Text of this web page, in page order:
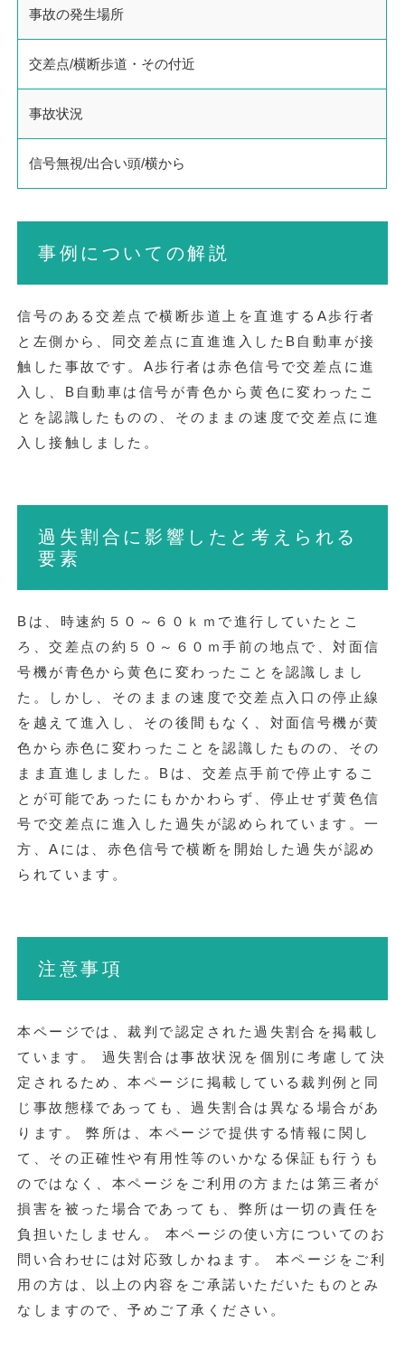
事故の発生場所
交差点/横断歩道・その付近
事故状況
信号無視/出合い頭/横から
事例についての解説
信号のある交差点で横断歩道上を直進するA歩行者
と左側から、同交差点に直進進入したB自動車が接
触した事故です。A歩行者は赤色信号で交差点に進
入し、B自動車は信号が青色から黄色に変わったこ
とを認識したものの、そのままの速度で交差点に進
入し接触しました。
過失割合に影響したと考えられる
要素
Bは、時速約５０～６０ｋｍで進行していたとこ
ろ、交差点の約５０～６０ｍ手前の地点で、対面信
号機が青色から黄色に変わったことを認識しまし
た。しかし、そのままの速度で交差点入口の停止線
を越えて進入し、その後間もなく、対面信号機が黄
色から赤色に変わったことを認識したものの、その
まま直進しました。Bは、交差点手前で停止するこ
とが可能であったにもかかわらず、停止せず黄色信
号で交差点に進入した過失が認められています。一
方、Aには、赤色信号で横断を開始した過失が認め
られています。
注意事項
本ページでは、裁判で認定された過失割合を掲載し
ています。 過失割合は事故状況を個別に考慮して決
定されるため、本ページに掲載している裁判例と同
じ事故態様であっても、過失割合は異なる場合があ
ります。 弊所は、本ページで提供する情報に関し
て、その正確性や有用性等のいかなる保証も行うも
のではなく、本ページをご利用の方または第三者が
損害を被った場合であっても、弊所は一切の責任を
負担いたしません。 本ページの使い方についてのお
問い合わせには対応致しかねます。 本ページをご利
用の方は、以上の内容をご承諾いただいたものとみ
なしますので、予めご了承ください。